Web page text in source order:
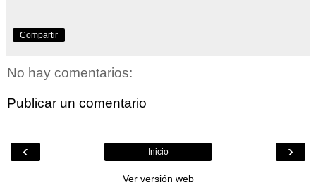
Compartir
No hay comentarios:
Publicar un comentario
‹ ›
Inicio
Ver versión web